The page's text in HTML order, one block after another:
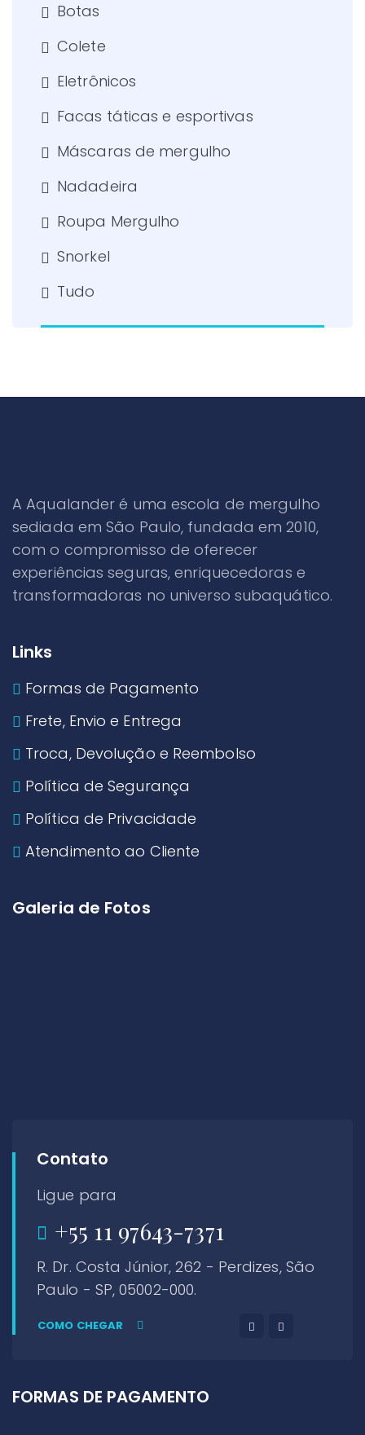
Botas
Colete
Eletrônicos
Facas táticas e esportivas
Máscaras de mergulho
Nadadeira
Roupa Mergulho
Snorkel
Tudo
A Aqualander é uma escola de mergulho
sediada em São Paulo, fundada em 2010,
com o compromisso de oferecer
experiências seguras, enriquecedoras e
transformadoras no universo subaquático.
Links
Formas de Pagamento
Frete, Envio e Entrega
Troca, Devolução e Reembolso
Política de Segurança
Política de Privacidade
Atendimento ao Cliente
Galeria de Fotos
Contato
Ligue para
+55 11 97643-7371
R. Dr. Costa Júnior, 262 - Perdizes, São
Paulo - SP, 05002-000.
COMO CHEGAR
FORMAS DE PAGAMENTO